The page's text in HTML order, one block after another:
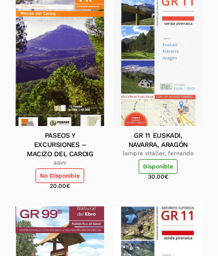
PASEOS Y
EXCURSIONES –
MACIZO DEL CAROIG
aavv
No Disponible
20.00€
GR 11 EUSKADI,
NAVARRA, ARAGÓN
lampre vitaller, fernando
Disponible
30.00€